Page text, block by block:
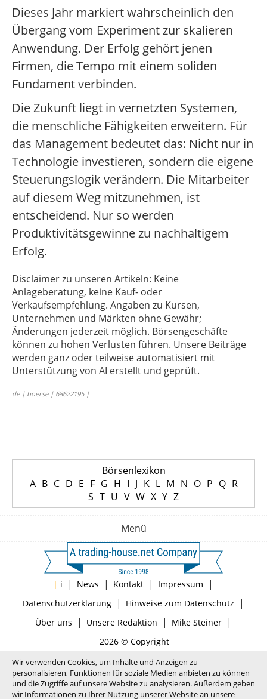
Dieses Jahr markiert wahrscheinlich den
Übergang vom Experiment zur skalieren
Anwendung. Der Erfolg gehört jenen
Firmen, die Tempo mit einem soliden
Fundament verbinden.
Die Zukunft liegt in vernetzten Systemen,
die menschliche Fähigkeiten erweitern. Für
das Management bedeutet das: Nicht nur in
Technologie investieren, sondern die eigene
Steuerungslogik verändern. Die Mitarbeiter
auf diesem Weg mitzunehmen, ist
entscheidend. Nur so werden
Produktivitätsgewinne zu nachhaltigem
Erfolg.
Disclaimer zu unseren Artikeln: Keine
Anlageberatung, keine Kauf- oder
Verkaufsempfehlung. Angaben zu Kursen,
Unternehmen und Märkten ohne Gewähr;
Änderungen jederzeit möglich. Börsengeschäfte
können zu hohen Verlusten führen. Unsere Beiträge
werden ganz oder teilweise automatisiert mit
Unterstützung von AI erstellt und geprüft.
de | boerse | 68622195 |
Börsenlexikon
A B C D E F G H I J K L M N O P Q R
S T U V W X Y Z
Menü
| i | News | Kontakt | Impressum |
Datenschutzerklärung| Hinweise zum Datenschutz |
Über uns | Unsere Redaktion | Mike Steiner|
2026 © Copyright
Wir verwenden Cookies, um Inhalte und Anzeigen zu
personalisieren, Funktionen für soziale Medien anbieten zu können
und die Zugriffe auf unsere Website zu analysieren. Außerdem geben
wir Informationen zu Ihrer Nutzung unserer Website an unsere